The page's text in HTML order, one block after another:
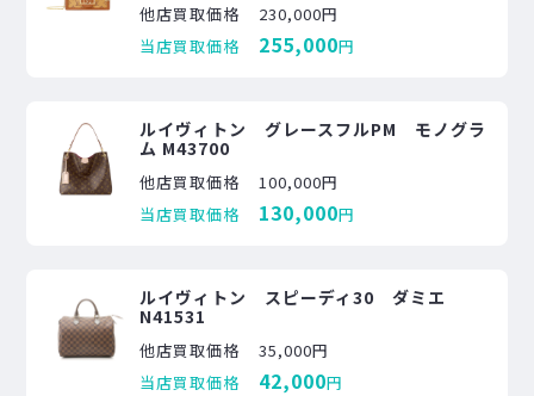
他店買取価格
230,000円
当店買取価格
255,000円
ルイヴィトン グレースフルPM モノグラ
ム M43700
他店買取価格
100,000円
当店買取価格
130,000円
ルイヴィトン スピーディ30 ダミエ
N41531
他店買取価格
35,000円
当店買取価格
42,000円